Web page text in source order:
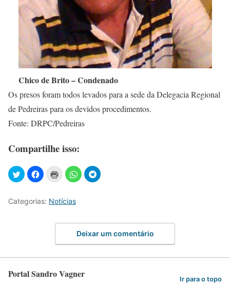
Chico de Brito – Condenado
Os presos foram todos levados para a sede da Delegacia Regional
de Pedreiras para os devidos procedimentos.
Fonte: DRPC/Pedreiras
Compartilhe isso:
Categorias: Notícias
Deixar um comentário
Portal Sandro Vagner Ir para o topo